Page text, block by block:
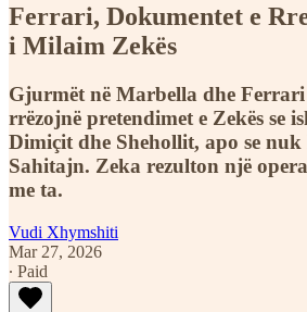
Ferrari, Dokumentet e
i Milaim Zekës
Gjurmët në Marbella dhe
rrëzojnë pretendimet e Zekës se
Dimiçit dhe Shehollit, apo se
Sahitajn. Zeka rezulton një
me ta.
Vudi Xhymshiti
Mar 27, 2026
∙ Paid